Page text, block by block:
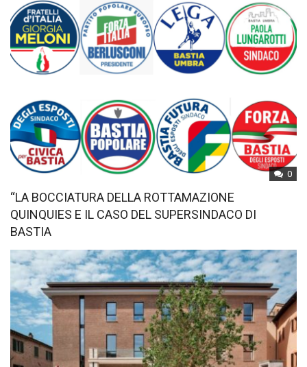
0
“LA BOCCIATURA DELLA ROTTAMAZIONE
QUINQUIES E IL CASO DEL SUPERSINDACO DI
BASTIA